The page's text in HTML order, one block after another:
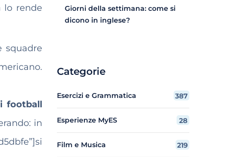
lo rende
squadre
football
in
Giorni della settimana: come si
dicono in inglese?
Categorie
Esercizi e Grammatica 387
Esperienze MyES 28
Film e Musica 219